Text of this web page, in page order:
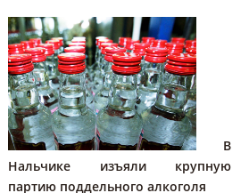
В
Нальчике изъяли крупную
партию поддельного алкоголя